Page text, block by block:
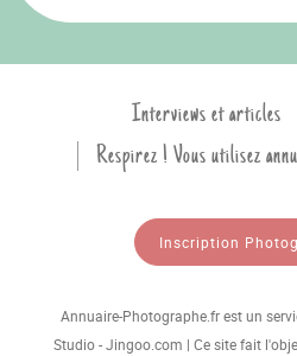
Interviews et articles
Respirez ! Vous utilisez
Inscription
Annuaire-Photographe.fr est un
Studio - Jingoo.com | Ce site fait